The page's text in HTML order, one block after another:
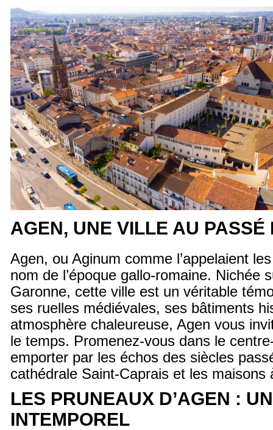
AGEN, UNE VILLE AU PASSÉ
Agen, ou Aginum comme l’appelaient
nom de l’époque gallo-romaine. Nichée
Garonne, cette ville est un véritable
ses ruelles médiévales, ses bâtiments
atmosphère chaleureuse, Agen vous
le temps. Promenez-vous dans le
emporter par les échos des siècles
cathédrale Saint-Caprais et les maisons
LES PRUNEAUX D’AGEN :
INTEMPOREL